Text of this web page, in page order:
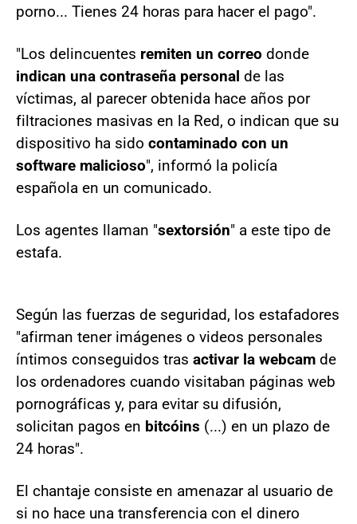
porno... Tienes 24 horas para hacer el pago".
"Los delincuentes remiten un correo donde
indican una contraseña personal de las
víctimas, al parecer obtenida hace años por
filtraciones masivas en la Red, o indican que su
dispositivo ha sido contaminado con un
software malicioso", informó la policía
española en un comunicado.
Los agentes llaman "sextorsión" a este tipo de
estafa.
Según las fuerzas de seguridad, los estafadores
"afirman tener imágenes o videos personales
íntimos conseguidos tras activar la webcam de
los ordenadores cuando visitaban páginas web
pornográficas y, para evitar su difusión,
solicitan pagos en bitcóins (...) en un plazo de
24 horas".
El chantaje consiste en amenazar al usuario de
si no hace una transferencia con el dinero